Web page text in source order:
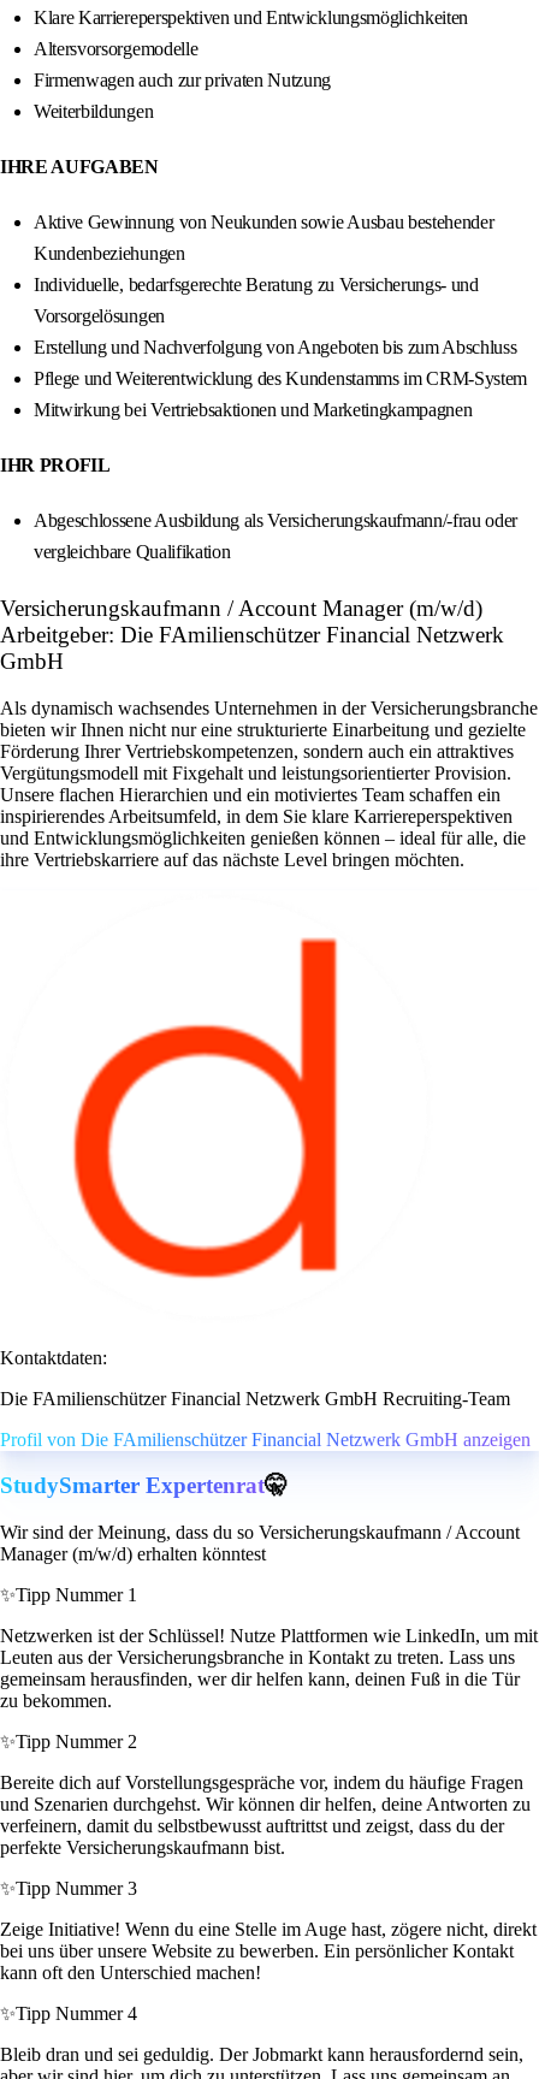
Klare Karriereperspektiven und Entwicklungsmöglichkeiten
Altersvorsorgemodelle
Firmenwagen auch zur privaten Nutzung
Weiterbildungen
IHRE AUFGABEN
Aktive Gewinnung von Neukunden sowie Ausbau bestehender
Kundenbeziehungen
Individuelle, bedarfsgerechte Beratung zu Versicherungs- und
Vorsorgelösungen
Erstellung und Nachverfolgung von Angeboten bis zum Abschluss
Pflege und Weiterentwicklung des Kundenstamms im CRM-System
Mitwirkung bei Vertriebsaktionen und Marketingkampagnen
IHR PROFIL
Abgeschlossene Ausbildung als Versicherungskaufmann/-frau oder
vergleichbare Qualifikation
Versicherungskaufmann / Account Manager (m/w/d)
Arbeitgeber: Die FAmilienschützer Financial Netzwerk
GmbH
Als dynamisch wachsendes Unternehmen in der Versicherungsbranche
bieten wir Ihnen nicht nur eine strukturierte Einarbeitung und gezielte
Förderung Ihrer Vertriebskompetenzen, sondern auch ein attraktives
Vergütungsmodell mit Fixgehalt und leistungsorientierter Provision.
Unsere flachen Hierarchien und ein motiviertes Team schaffen ein
inspirierendes Arbeitsumfeld, in dem Sie klare Karriereperspektiven
und Entwicklungsmöglichkeiten genießen können – ideal für alle, die
ihre Vertriebskarriere auf das nächste Level bringen möchten.
Kontaktdaten:
Die FAmilienschützer Financial Netzwerk GmbH Recruiting-Team
Profil von Die FAmilienschützer Financial Netzwerk GmbH anzeigen
StudySmarter Expertenrat🤫
Wir sind der Meinung, dass du so Versicherungskaufmann / Account
Manager (m/w/d) erhalten könntest
✨Tipp Nummer 1
Netzwerken ist der Schlüssel! Nutze Plattformen wie LinkedIn, um mit
Leuten aus der Versicherungsbranche in Kontakt zu treten. Lass uns
gemeinsam herausfinden, wer dir helfen kann, deinen Fuß in die Tür
zu bekommen.
✨Tipp Nummer 2
Bereite dich auf Vorstellungsgespräche vor, indem du häufige Fragen
und Szenarien durchgehst. Wir können dir helfen, deine Antworten zu
verfeinern, damit du selbstbewusst auftrittst und zeigst, dass du der
perfekte Versicherungskaufmann bist.
✨Tipp Nummer 3
Zeige Initiative! Wenn du eine Stelle im Auge hast, zögere nicht, direkt
bei uns über unsere Website zu bewerben. Ein persönlicher Kontakt
kann oft den Unterschied machen!
✨Tipp Nummer 4
Bleib dran und sei geduldig. Der Jobmarkt kann herausfordernd sein,